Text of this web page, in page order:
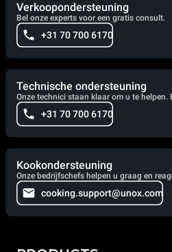
Verkoopondersteuning
Bel onze experts voor een gratis consult.
+31 70 700 6170
Technische ondersteuning
Onze technici staan klaar om u te helpen.
+31 70 700 6170
Kookondersteuning
Onze bedrijfschefs helpen u graag en
cooking.support@unox.com